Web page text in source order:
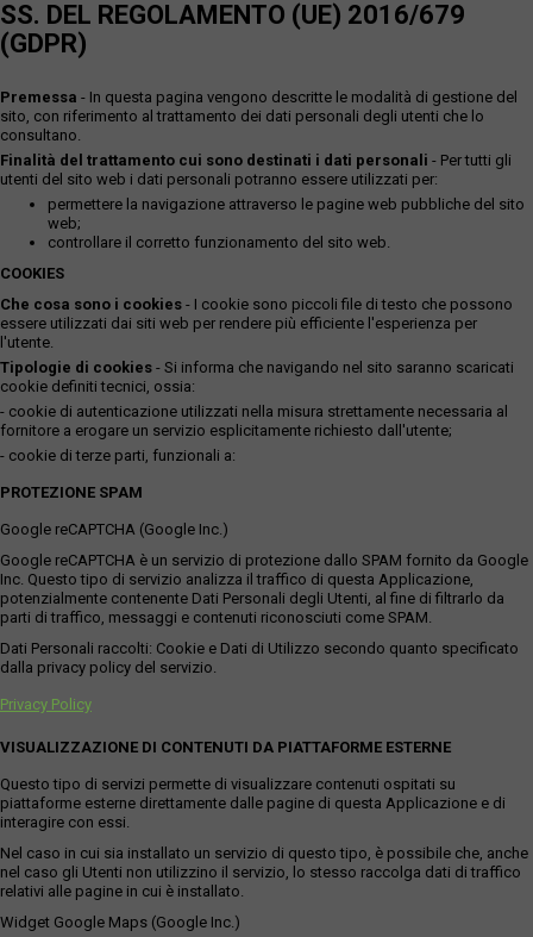
SS. DEL REGOLAMENTO (UE) 2016/679
(GDPR)
Premessa - In questa pagina vengono descritte le modalità di gestione del
sito, con riferimento al trattamento dei dati personali degli utenti che lo
consultano.
Finalità del trattamento cui sono destinati i dati personali - Per tutti gli
utenti del sito web i dati personali potranno essere utilizzati per:
permettere la navigazione attraverso le pagine web pubbliche del sito
web;
controllare il corretto funzionamento del sito web.
COOKIES
Che cosa sono i cookies - I cookie sono piccoli file di testo che possono
essere utilizzati dai siti web per rendere più efficiente l'esperienza per
l'utente.
Tipologie di cookies - Si informa che navigando nel sito saranno scaricati
cookie definiti tecnici, ossia:
- cookie di autenticazione utilizzati nella misura strettamente necessaria al
fornitore a erogare un servizio esplicitamente richiesto dall'utente;
- cookie di terze parti, funzionali a:
PROTEZIONE SPAM
Google reCAPTCHA (Google Inc.)
Google reCAPTCHA è un servizio di protezione dallo SPAM fornito da Google
Inc. Questo tipo di servizio analizza il traffico di questa Applicazione,
potenzialmente contenente Dati Personali degli Utenti, al fine di filtrarlo da
parti di traffico, messaggi e contenuti riconosciuti come SPAM.
Dati Personali raccolti: Cookie e Dati di Utilizzo secondo quanto specificato
dalla privacy policy del servizio.
Privacy Policy
VISUALIZZAZIONE DI CONTENUTI DA PIATTAFORME ESTERNE
Questo tipo di servizi permette di visualizzare contenuti ospitati su
piattaforme esterne direttamente dalle pagine di questa Applicazione e di
interagire con essi.
Nel caso in cui sia installato un servizio di questo tipo, è possibile che, anche
nel caso gli Utenti non utilizzino il servizio, lo stesso raccolga dati di traffico
relativi alle pagine in cui è installato.
Widget Google Maps (Google Inc.)